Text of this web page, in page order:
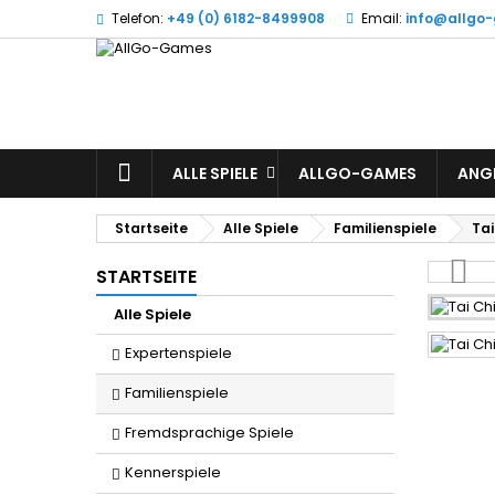
Telefon: +49 (0) 6182-8499908 Email:
STARTSEITE
ALLE SPIELE ALLGO-GAMES
Startseite Alle Spiele Familienspiele
STARTSEITE
Alle Spiele
Expertenspiele
Familienspiele
Fremdsprachige Spiele
Kennerspiele